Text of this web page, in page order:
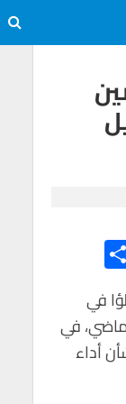
h
ar
e
في
في
أداء